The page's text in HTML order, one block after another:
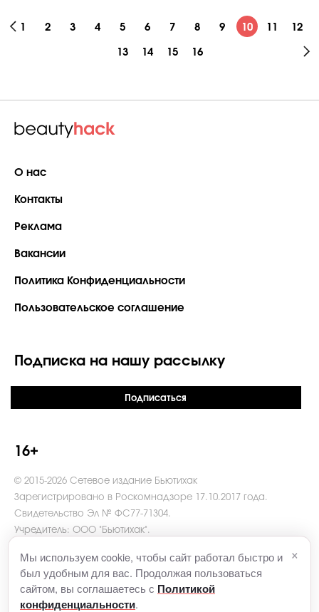
1 2 3 4 5 6 7 8 9 10 11 12
13 14 15 16
О нас
Контакты
Реклама
Вакансии
Политика Конфиденциальности
Пользовательское соглашение
Подписка на нашу рассылку
Подписаться
16+
© 2015-2026 Сетевое издание Бьютихак
Зарегистрировано в Роскомнадзоре 17.10.2017 года.
Свидетельство Эл № ФС77-71304.
Учредитель: ООО "Бьютихак".
Адрес редакции: 121069, г. Москва, пер. Столовый, д. 6.
Телефон: +7 (495)916-61-51
e-mailcontact@beautyhack.ru
Мы используем cookie, чтобы сайт работал быстро и
был удобным для вас. Продолжая пользоваться
сайтом, вы соглашаетесь с Политикой
конфиденциальности.
×